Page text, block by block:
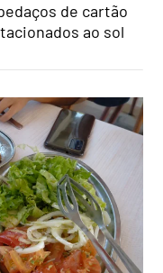
de cartão
ao sol